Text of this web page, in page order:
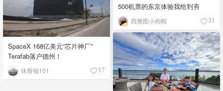
500机票的东京体验我给到夯
西雅图小雨帽 31
SpaceX 168亿美元“芯片神厂”
Terafab落户德州！
休斯顿101 17